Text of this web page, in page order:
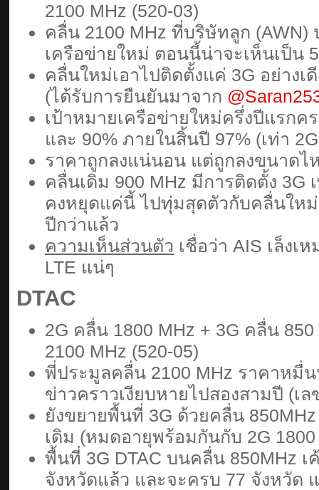
2100 MHz (520-03)
คลื่น 2100 MHz ที่บริษัทลูก (AWN)
เครือข่ายใหม่ ตอนนี้น่าจะเห็นเป็น
คลื่นใหม่เอาไปติดตั้งแค่ 3G อย่าง
(ได้รับการยืนยันมาจาก
เป้าหมายเครือข่ายใหม่ครึ่งปีแรกค
และ 90% ภายในสิ้นปี 97% (เท่า
ราคาถูกลงแน่นอน แต่ถูกลงขนาด
คลื่นเดิม 900 MHz มีการติดตั้ง 3G
คงหยุดแค่นี้ ไปทุ่มสุดตัวกับคลื่นให
ปีกว่าแล้ว
ความเห็นส่วนตัว เชื่อว่า AIS เล็งเ
LTE แน่ๆ
DTAC
2G คลื่น 1800 MHz + 3G คลื่น
2100 MHz (520-05)
พี่ประมูลคลื่น 2100 MHz ราคาหมื่
ข่าวคราวเงียบหายไปสองสามปี (เ
ยังขยายพื้นที่ 3G ด้วยคลื่น
เดิม (หมดอายุพร้อมกันกับ 2G
พื้นที่ 3G DTAC บนคลื่น 850MHz
จังหวัดแล้ว และจะครบ 77 จังหวัด